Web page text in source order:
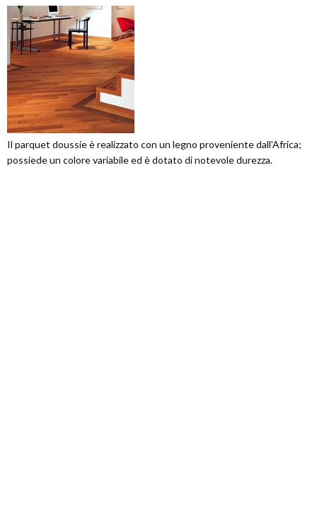
Il parquet doussie è realizzato con un legno proveniente dall'Africa;
possiede un colore variabile ed è dotato di notevole durezza.